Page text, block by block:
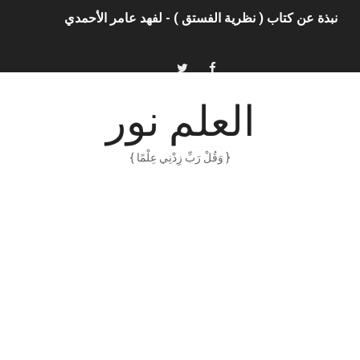
الذكاء الاصطناعي: الثورة التكنولوجية الحديثة
أمن المعلومات بلغة ميسرة – د. خالد بن سليمان الغثبر و
العلم نور
{ وَقُلْ رَبِّ زِدْنِي عِلْمًا }